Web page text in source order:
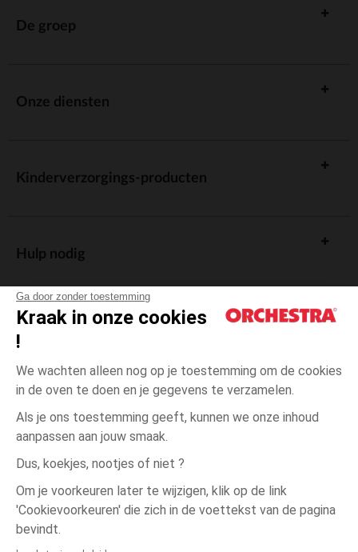
Ga door zonder toestemming
Kraak in onze cookies
!
We wachten alleen nog op je toestemming om de cookies
in de oven te doen en je gegevens te verzamelen.
Als je ons toestemming geeft, kunnen we onze inhoud
aanpassen aan jouw smaak.
Dus, koekjes, nootjes of niet ?
Om je voorkeuren later te wijzigen, klik op de link
'Cookievoorkeuren' die zich in de voettekst van de pagina
bevindt.
Oranje Oranje
één
De groep
Onze diensten
Kinderverzorgings-producten
Hulp nodig
Algemene verkoopsvoorwaarden
Wettelijke bepalingen
Persoonsgegevens